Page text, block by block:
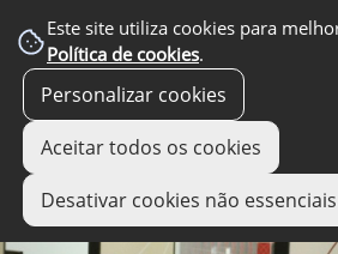
Este site utiliza cookies para
Política de cookies.
Personalizar cookies
Aceitar todos os cookies
Desativar cookies não essenciais